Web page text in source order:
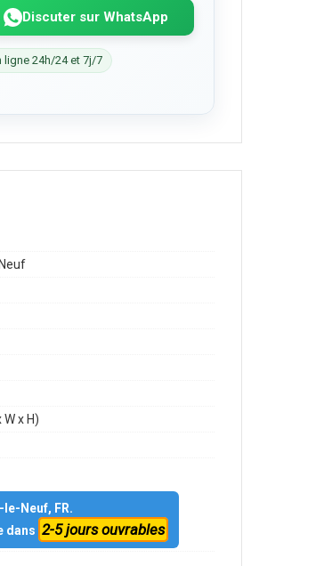
Discuter sur WhatsApp
24h/24 et 7j/7
x H)
Neuf, FR.
dans 2-5 jours ouvrables